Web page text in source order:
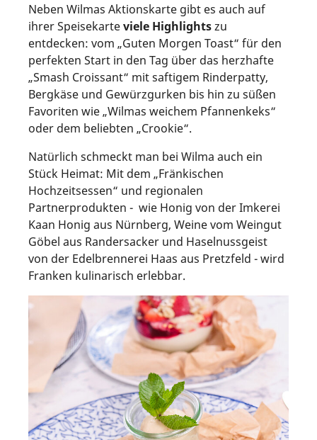
Neben Wilmas Aktionskarte gibt es auch auf
ihrer Speisekarteviele Highlightszu
entdecken: vom „Guten Morgen Toast“ für den
perfekten Start in den Tag über das herzhafte
„Smash Croissant“ mit saftigem Rinderpatty,
Bergkäse und Gewürzgurken bis hin zu süßen
Favoriten wie „Wilmas weichem Pfannenkeks“
oder dem beliebten „Crookie“.
Natürlich schmeckt man bei Wilma auch ein
Stück Heimat: Mit dem „Fränkischen
Hochzeitsessen“ und regionalen
Partnerprodukten - wie Honig von der Imkerei
Kaan Honig aus Nürnberg, Weine vom Weingut
Göbel aus Randersacker und Haselnussgeist
von der Edelbrennerei Haas aus Pretzfeld - wird
Franken kulinarisch erlebbar.